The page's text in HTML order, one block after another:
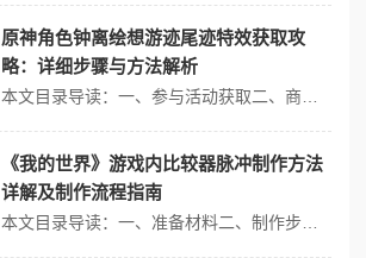
原神角色钟离绘想游迹尾迹特效获取攻
略：详细步骤与方法解析
《我的世界》游戏内比较器脉冲制作方法
详解及制作流程指南